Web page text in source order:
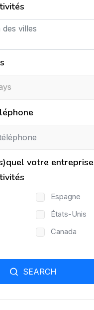
votre entreprise
Espagne
États-Unis
Canada
SEARCH